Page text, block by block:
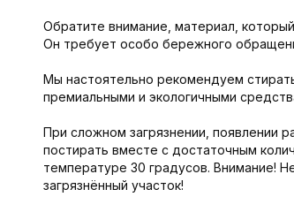
Обратите внимание, материал,
Он требует особо бережного
Мы настоятельно рекомендуем
премиальными и экологичными
При сложном загрязнении, появлении
постирать вместе с достаточным
температуре 30 градусов. Внимание!
загрязнённый участок!